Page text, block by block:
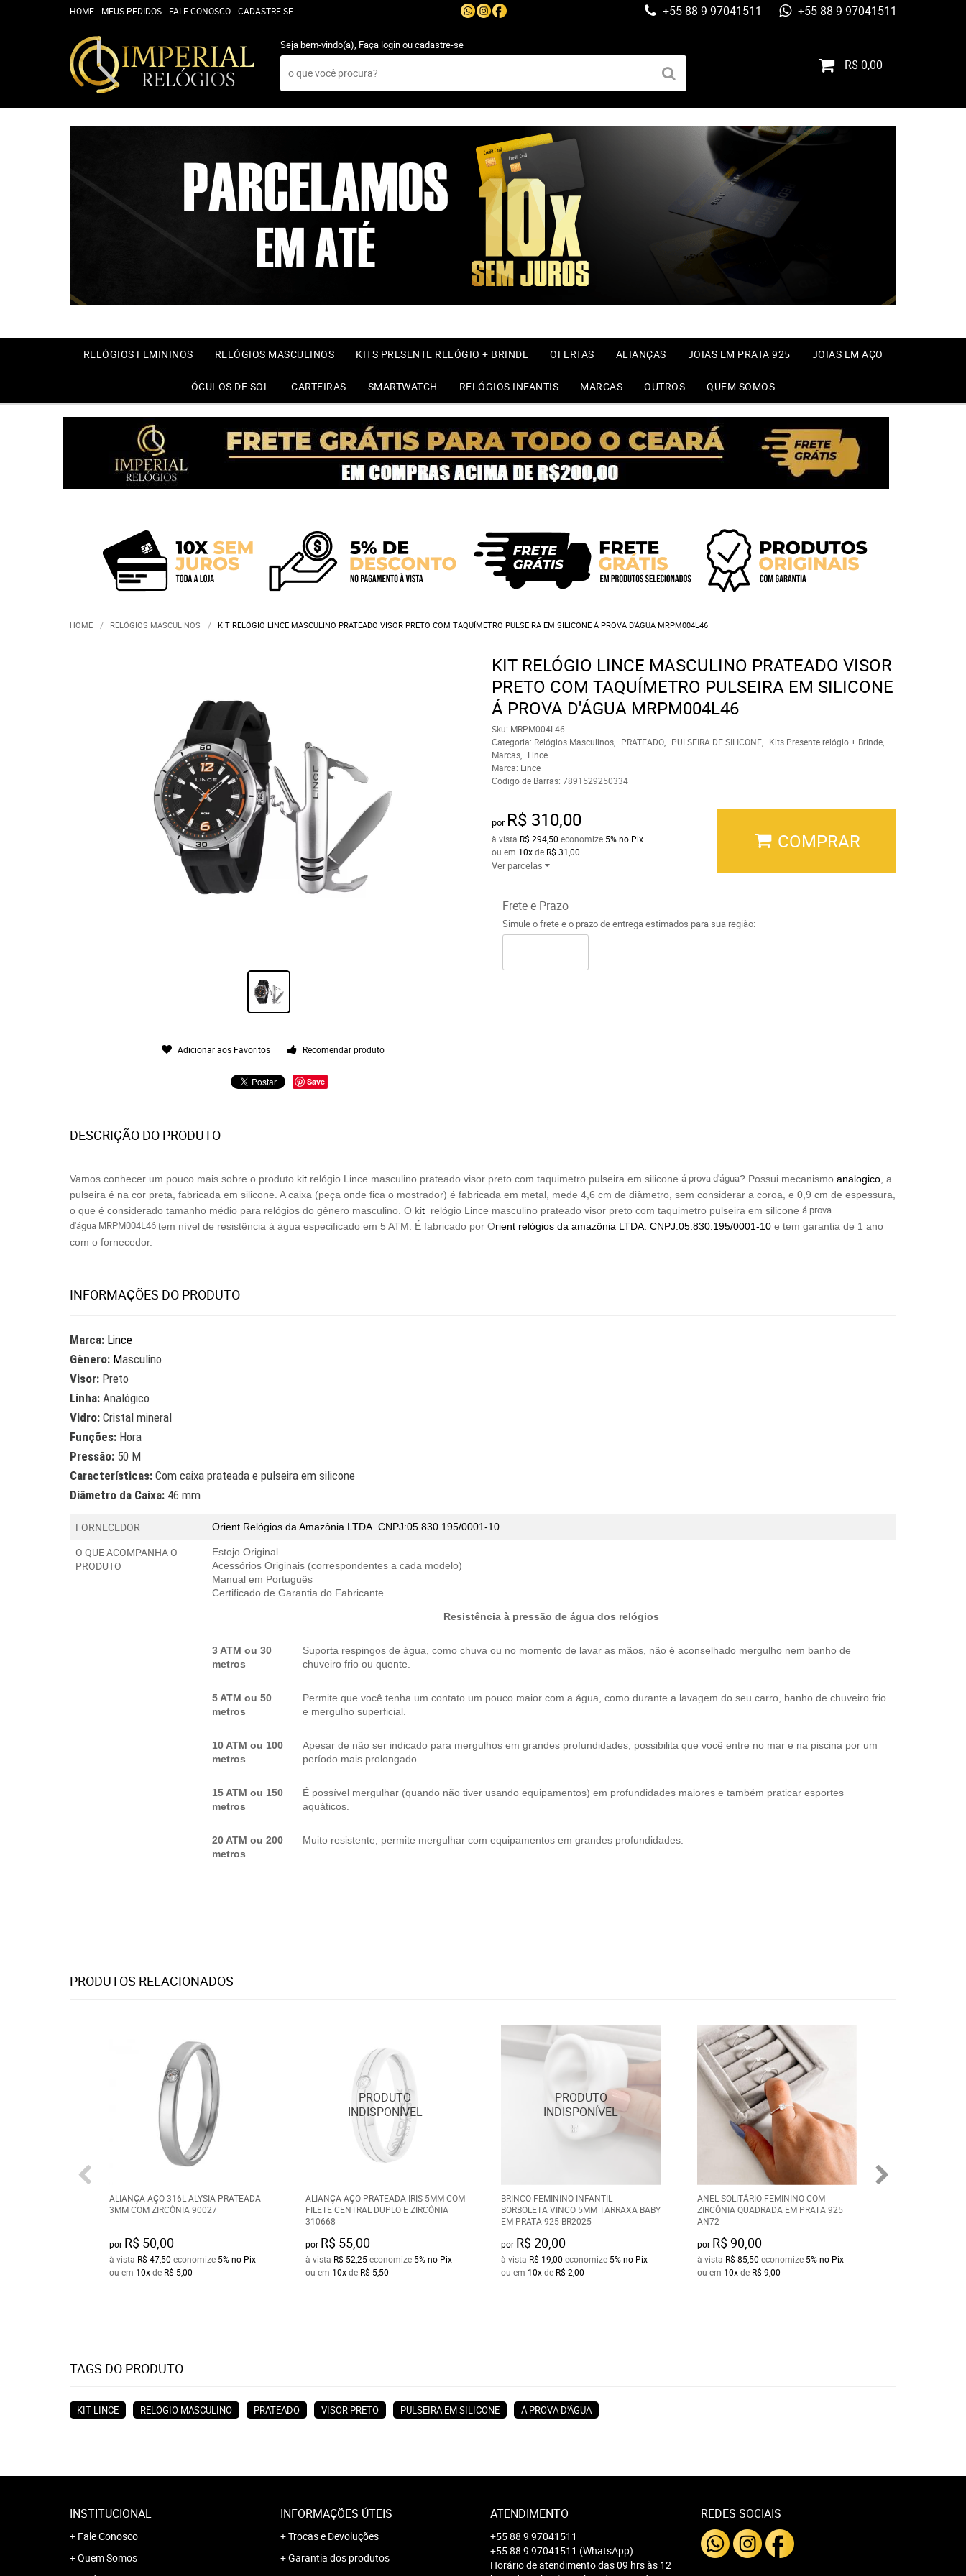
HOME MEUS PEDIDOS FALE CONOSCO CADASTRE-SE +55 88 9 97041511 +55 88 9 97041511
Seja bem-vindo(a), Faça loginoucadastre-se
R$ 0,00
RELÓGIOS FEMININOS RELÓGIOS MASCULINOS KITS PRESENTE RELÓGIO + BRINDE OFERTAS ALIANÇAS JOIAS EM PRATA 925 JOIAS EM AÇO
ÓCULOS DE SOL CARTEIRAS SMARTWATCH RELÓGIOS INFANTIS MARCAS OUTROS QUEM SOMOS
HOME RELÓGIOS MASCULINOS KIT RELÓGIO LINCE MASCULINO PRATEADO VISOR PRETO COM TAQUÍMETRO PULSEIRA EM SILICONE Á PROVA D'ÁGUA MRPM004L46
Adicionar aos Favoritos Recomendar produto
Save
KIT RELÓGIO LINCE MASCULINO PRATEADO VISOR
PRETO COM TAQUÍMETRO PULSEIRA EM SILICONE
Á PROVA D'ÁGUA MRPM004L46
Sku: MRPM004L46
Categoria: Relógios Masculinos PRATEADO PULSEIRA DE SILICONE
Kits Presente relógio + Brinde
Marcas
Lince
Marca: Lince
Código de Barras: 7891529250334
por R$ 310,00
à vista R$ 294,50 economize 5% no Pix
ou em 10xde R$ 31,00
Ver parcelas
COMPRAR
Frete e Prazo
Simule o frete e o prazo de entrega estimados para sua região:
DESCRIÇÃO DO PRODUTO
Vamos conhecer um pouco mais sobre o produto kit relógio Lince masculino prateado visor preto com taquimetro pulseira em silicone á prova d'água? Possui mecanismo analogico , a
pulseira é na cor preta, fabricada em silicone. A caixa (peça onde fica o mostrador) é fabricada em metal, mede 4,6 cm de diâmetro, sem considerar a coroa, e 0,9 cm de espessura,
o que é considerado tamanho médio para relógios do gênero masculino. O kit relógio Lince masculino prateado visor preto com taquimetro pulseira em silicone á prova
d'água MRPM004L46tem nível de resistência à água especificado em 5 ATM. É fabricado por Orient relógios da amazônia LTDA. CNPJ:05.830.195/0001-10 e tem garantia de 1 ano
com o fornecedor.
INFORMAÇÕES DO PRODUTO
Marca: Lince
Gênero: Masculino
Visor: Preto
Linha: Analógico
Vidro: Cristal mineral
Funções: Hora
Pressão: 50 M
Características: Com caixa prateada e pulseira em silicone
Diâmetro da Caixa: 46 mm
FORNECEDOR Orient Relógios da Amazônia LTDA. CNPJ:05.830.195/0001-10
O QUE ACOMPANHA O
PRODUTO
Estojo Original
Acessórios Originais (correspondentes a cada modelo)
Manual em Português
Certificado de Garantia do Fabricante
Resistência à pressão de água dos relógios
3 ATM ou 30
metros
Suporta respingos de água, como chuva ou no momento de lavar as mãos, não é aconselhado mergulho nem banho de
chuveiro frio ou quente.
5 ATM ou 50
metros
Permite que você tenha um contato um pouco maior com a água, como durante a lavagem do seu carro, banho de chuveiro frio
e mergulho superficial.
10 ATM ou 100
metros
Apesar de não ser indicado para mergulhos em grandes profundidades, possibilita que você entre no mar e na piscina por um
período mais prolongado.
15 ATM ou 150
metros
É possível mergulhar (quando não tiver usando equipamentos) em profundidades maiores e também praticar esportes
aquáticos.
20 ATM ou 200
metros
Muito resistente, permite mergulhar com equipamentos em grandes profundidades.
PRODUTOS RELACIONADOS
ALIANÇA AÇO 316L ALYSIA PRATEADA
3MM COM ZIRCÔNIA 90027
por R$ 50,00
à vista R$ 47,50 economize 5%no Pix
ou em 10xde R$ 5,00
ALIANÇA AÇO PRATEADA IRIS 5MM COM
FILETE CENTRAL DUPLO E ZIRCÔNIA
310668
por R$ 55,00
à vista R$ 52,25economize 5% no Pix
ou em 10xde R$ 5,50
BRINCO FEMININO INFANTIL
BORBOLETA VINCO 5MM TARRAXA BABY
EM PRATA 925 BR2025
por R$ 20,00
à vista R$ 19,00 economize 5%no Pix
ou em 10xde R$ 2,00
ANEL SOLITÁRIO FEMININO COM
ZIRCÔNIA QUADRADA EM PRATA 925
AN72
por R$ 90,00
à vista R$ 85,50 economize 5% no Pix
ou em 10xde R$ 9,00
TAGS DO PRODUTO
KIT LINCE RELÓGIO MASCULINO PRATEADO VISOR PRETO PULSEIRA EM SILICONE Á PROVA D'ÁGUA
INSTITUCIONAL
Fale Conosco
Quem Somos
INFORMAÇÕES ÚTEIS
Trocas e Devoluções
Garantia dos produtos
ATENDIMENTO
+55 88 9 97041511
+55 88 9 97041511 (WhatsApp)
Horário de atendimento das 09 hrs às 12
REDES SOCIAIS